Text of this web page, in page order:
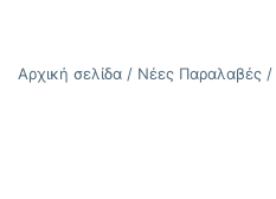
Αρχική σελίδα / Νέες Παραλαβές /